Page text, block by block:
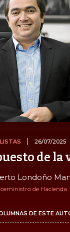
26/07/2025
de la
Londoño
de Hacienda
DE ESTE